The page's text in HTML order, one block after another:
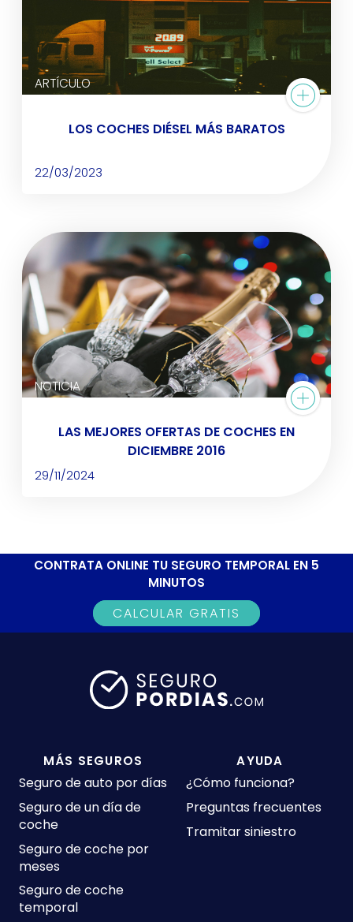
ARTÍCULO
LOS COCHES DIÉSEL MÁS BARATOS
22/03/2023
NOTICIA
LAS MEJORES OFERTAS DE COCHES EN
DICIEMBRE 2016
29/11/2024
CONTRATA ONLINE TU SEGURO TEMPORAL EN 5
MINUTOS
CALCULAR GRATIS
MÁS SEGUROS
Seguro de auto por días
Seguro de un día de
coche
Seguro de coche por
meses
Seguro de coche
temporal
AYUDA
¿Cómo funciona?
Preguntas frecuentes
Tramitar siniestro